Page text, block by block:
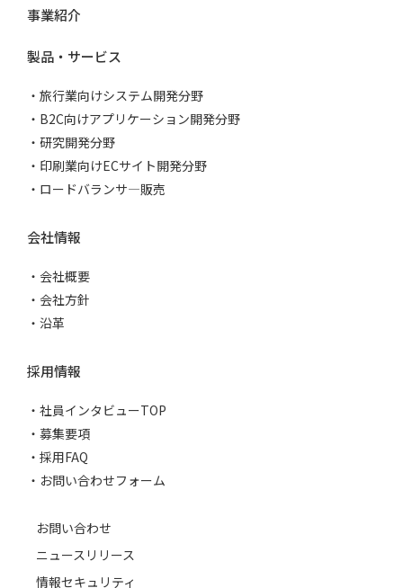
事業紹介
製品・サービス
旅行業向けシステム開発分野
B2C向けアプリケーション開発分野
研究開発分野
印刷業向けECサイト開発分野
ロードバランサ―販売
会社情報
会社概要
会社方針
沿革
採用情報
社員インタビューTOP
募集要項
採用FAQ
お問い合わせフォーム
お問い合わせ
ニュースリリース
情報セキュリティ